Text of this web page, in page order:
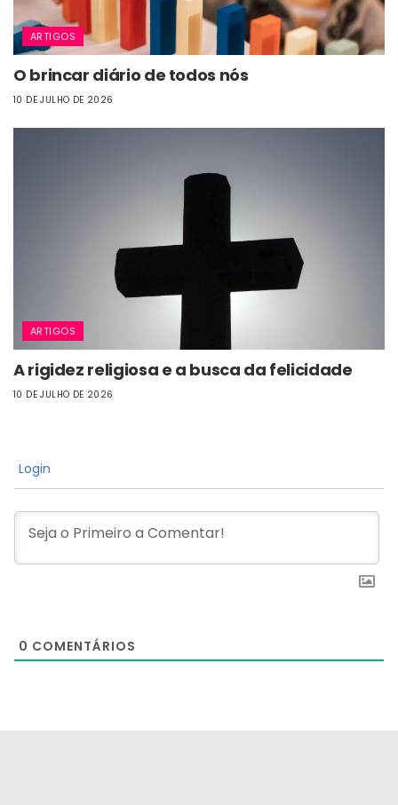
ARTIGOS
O brincar diário de todos nós
10 DE JULHO DE 2026
ARTIGOS
A rigidez religiosa e a busca da felicidade
10 DE JULHO DE 2026
Login
0 COMENTÁRIOS